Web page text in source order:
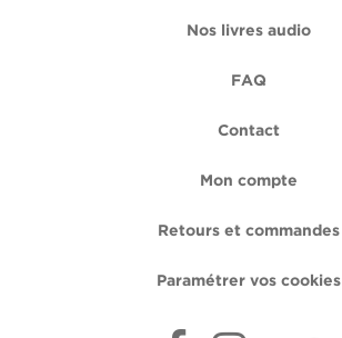
Nos livres audio
FAQ
Contact
Mon compte
Retours et commandes
Paramétrer vos cookies